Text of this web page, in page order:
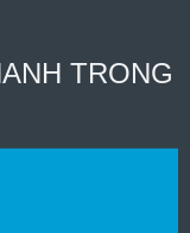
TRONG